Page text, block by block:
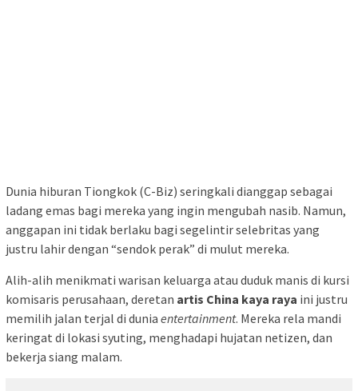
Dunia hiburan Tiongkok (C-Biz) seringkali dianggap sebagai
ladang emas bagi mereka yang ingin mengubah nasib. Namun,
anggapan ini tidak berlaku bagi segelintir selebritas yang
justru lahir dengan “sendok perak” di mulut mereka.
Alih-alih menikmati warisan keluarga atau duduk manis di kursi
komisaris perusahaan, deretan artis China kaya raya ini justru
memilih jalan terjal di dunia entertainment. Mereka rela mandi
keringat di lokasi syuting, menghadapi hujatan netizen, dan
bekerja siang malam.